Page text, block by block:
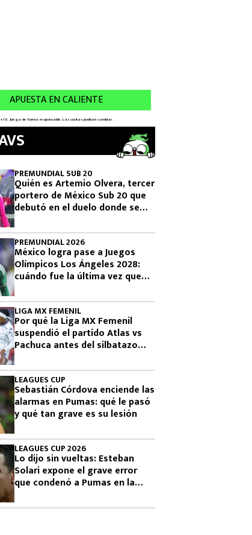
PREMUNDIAL SUB 20
Quién es Artemio Olvera, tercer
portero de México Sub 20 que
debutó en el duelo donde se
PREMUNDIAL 2026
México logra pase a Juegos
Olímpicos Los Ángeles 2028:
cuándo fue la última vez que
LIGA MX FEMENIL
Por qué la Liga MX Femenil
suspendió el partido Atlas vs
Pachuca antes del silbatazo
LEAGUES CUP
Sebastián Córdova enciende las
alarmas en Pumas: qué le pasó
y qué tan grave es su lesión
LEAGUES CUP 2026
Lo dijo sin vueltas: Esteban
Solari expone el grave error
que condenó a Pumas en la